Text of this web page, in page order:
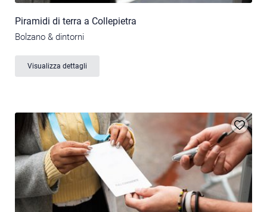
Piramidi di terra a Collepietra
Bolzano & dintorni
Visualizza dettagli